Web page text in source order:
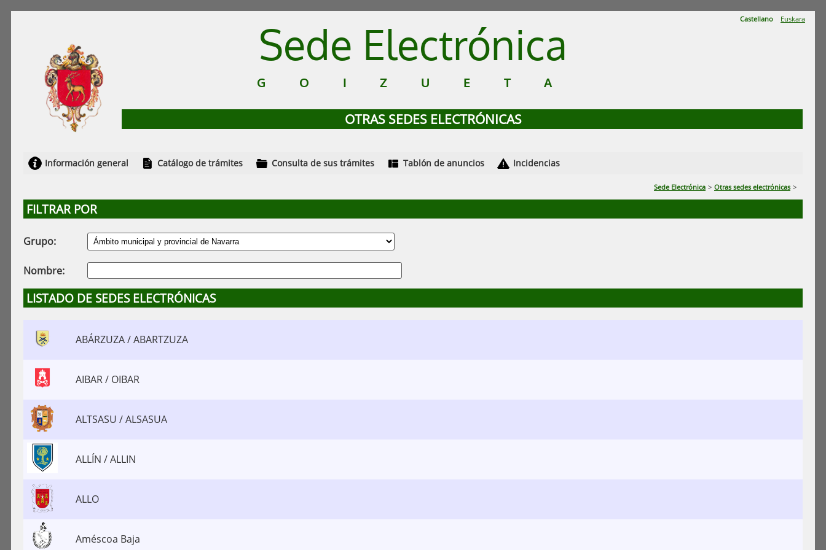
Castellano Euskara
Sede Electrónica
GOIZUETA
OTRAS SEDES ELECTRÓNICAS
Información general Catálogo de trámites Consulta de sus trámites Tablón de anuncios Incidencias
Sede Electrónica > Otras sedes electrónicas >
FILTRAR POR
Grupo:
Nombre:
LISTADO DE SEDES ELECTRÓNICAS
ABÁRZUZA / ABARTZUZA
AIBAR / OIBAR
ALTSASU / ALSASUA
ALLÍN / ALLIN
ALLO
Améscoa Baja